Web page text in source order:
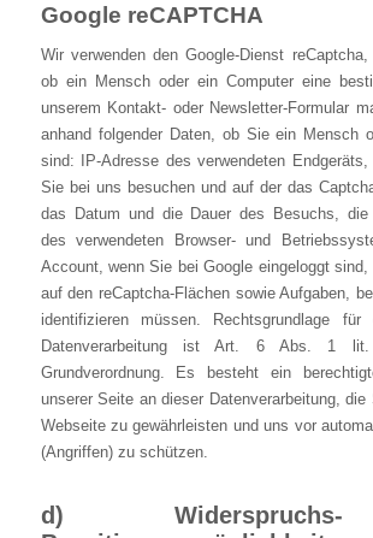
Google reCAPTCHA
Wir verwenden den Google-Dienst
ob ein Mensch oder ein Computer eine
unserem Kontakt- oder Newsletter-Formular
anhand folgender Daten, ob Sie ein Mensch
sind: IP-Adresse des verwendeten
Sie bei uns besuchen und auf der das
das Datum und die Dauer des Besuchs, die
des verwendeten Browser- und
Account, wenn Sie bei Google eingeloggt sind,
auf den reCaptcha-Flächen sowie Aufgaben,
identifizieren müssen. Rechtsgrundlage für
Datenverarbeitung ist Art. 6 Abs. 1 lit.
Grundverordnung. Es besteht ein
unserer Seite an dieser Datenverarbeitung, die
Webseite zu gewährleisten und uns vor
(Angriffen) zu schützen.
d)